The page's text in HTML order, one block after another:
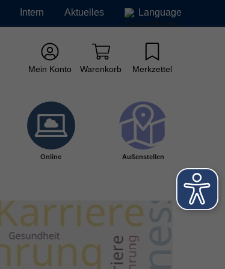
Intern Aktuelles Language
Mein Konto Warenkorb Merkzettel
Online Außenstellen